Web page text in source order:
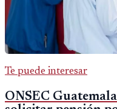
Te puede interesar
ONSEC